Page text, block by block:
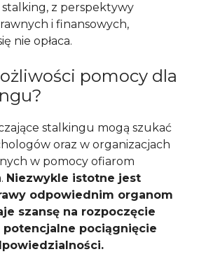
z perspektywy
i finansowych,
nie opłaca.
pomocy dla
stalkingu mogą szukać
oraz w organizacjach
w pomocy ofiarom
Niezwykle istotne jest
odpowiednim organom
szansę na rozpoczęcie
pociągnięcie